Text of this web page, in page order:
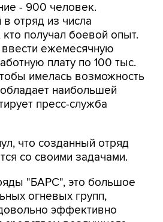
- 900 человек.
отряд из числа
кто получал боевой опыт.
ежемесячную
плату по 100 тыс.
имелась возможность
наибольшей
пресс-служба
что созданный отряд
со своими задачами.
"БАРС", это большое
огневых групп,
эффективно